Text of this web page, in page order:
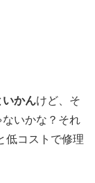
いかんけど、そ
いかな？それ
低コストで修理